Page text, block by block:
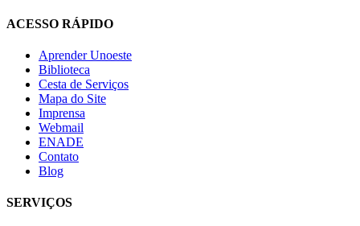
ACESSO RÁPIDO
Aprender Unoeste
Biblioteca
Cesta de Serviços
Mapa do Site
Imprensa
Webmail
ENADE
Contato
Blog
SERVIÇOS